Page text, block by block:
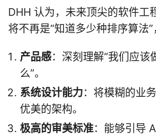
DHH 认为，未来顶尖的软件工
将不再是“知道多少种排序算法”
产品感：深刻理解“我们应
么”。
系统设计能力：将模糊的业
优美的架构。
极高的审美标准：能够引导